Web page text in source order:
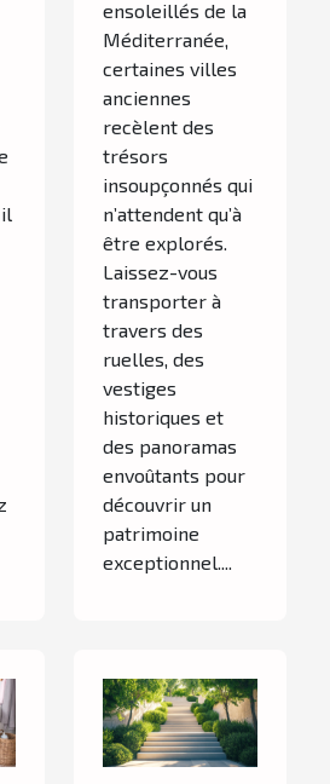
ensoleillés de la
Méditerranée,
certaines villes
anciennes
recèlent des
trésors
insoupçonnés qui
n’attendent qu’à
être explorés.
Laissez-vous
transporter à
travers des
ruelles, des
vestiges
historiques et
des panoramas
envoûtants pour
découvrir un
patrimoine
exceptionnel....